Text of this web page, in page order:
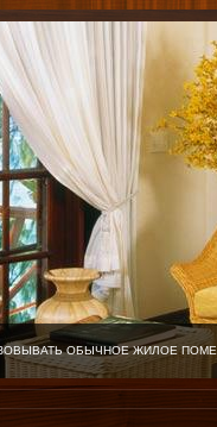
ОБЫЧНОЕ ЖИЛОЕ